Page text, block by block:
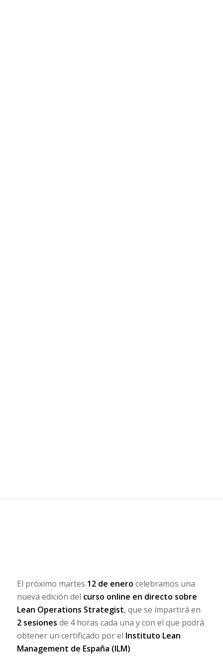
El próximo martes 12 de enero celebramos una
nueva edición del curso online en directo sobre
Lean Operations Strategist, que se impartirá en
2 sesiones de 4 horas cada una y con el que podrá
obtener un certificado por el Instituto Lean
Management de España (ILM)